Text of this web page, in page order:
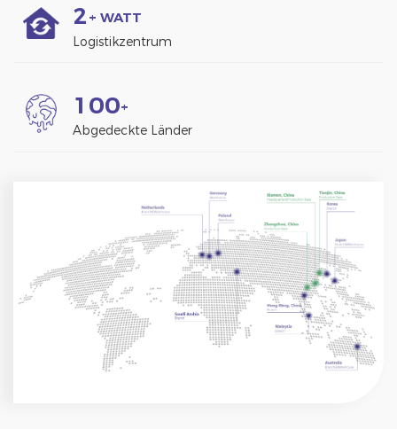
2 + WATT
Logistikzentrum
1 00+
Abgedeckte Länder